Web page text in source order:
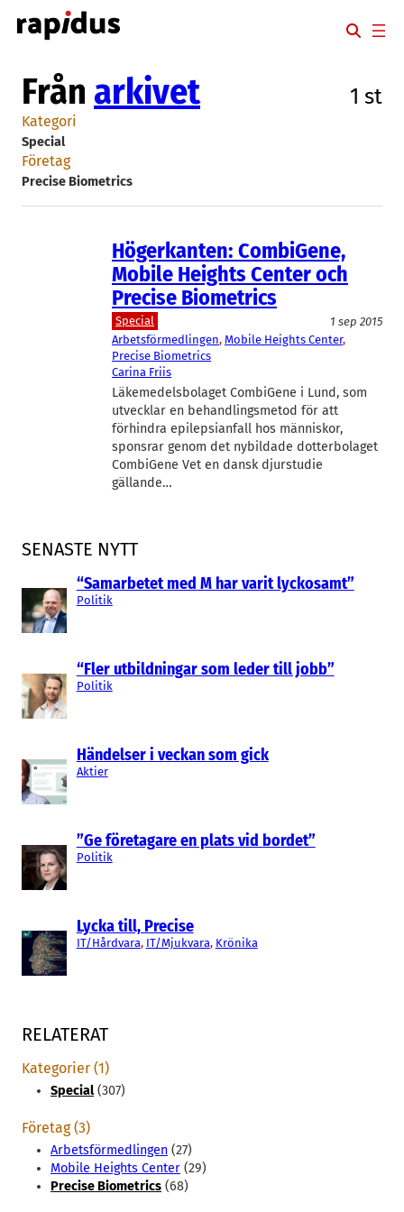
Hoppa
till
SENASTE NYTT
“Samarbetet med M har varit lyckosamt”
Politik
“Fler utbildningar som leder till jobb”
Politik
Händelser i veckan som gick
Aktier
”Ge företagare en plats vid bordet”
Politik
Lycka till, Precise
IT/Hårdvara, IT/Mjukvara, Krönika
Från arkivet 1 st
Kategori
Special
Företag
Precise Biometrics
Högerkanten: CombiGene,
Mobile Heights Center och
Precise Biometrics
Special
1 sep 2015
Arbetsförmedlingen, Mobile Heights Center
Precise Biometrics
Carina Friis
Läkemedelsbolaget CombiGene i Lund, som
utvecklar en behandlingsmetod för att
förhindra epilepsianfall hos människor,
sponsrar genom det nybildade dotterbolaget
CombiGene Vet en dansk djurstudie
gällande…
RELATERAT
Kategorier (1)
Special(307)
Företag (3)
Arbetsförmedlingen (27)
Mobile Heights Center (29)
Precise Biometrics (68)